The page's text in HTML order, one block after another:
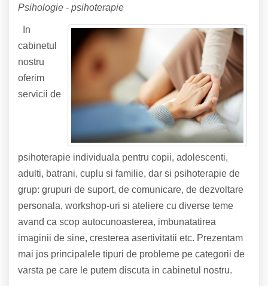
Psihologie - psihoterapie
In
cabinetul
nostru
oferim
servicii de
psihoterapie individuala pentru copii, adolescenti,
adulti, batrani, cuplu si familie, dar si psihoterapie de
grup: grupuri de suport, de comunicare, de dezvoltare
personala, workshop-uri si ateliere cu diverse teme
avand ca scop autocunoasterea, imbunatatirea
imaginii de sine, cresterea asertivitatii etc. Prezentam
mai jos principalele tipuri de probleme pe categorii de
varsta pe care le putem discuta in cabinetul nostru.